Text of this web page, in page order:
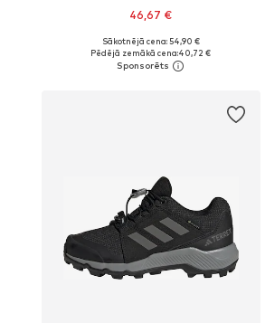
46,67 €
Pieejams daudzos izmēros
Pievienot grozam
Sākotnējā cena: 54,90 €
Pēdējā zemākā cena:40,72 €